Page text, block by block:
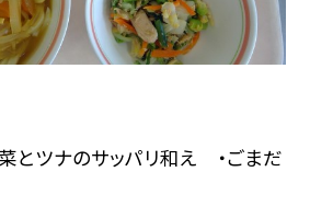
とツナのサッパリ和え ・ごまだ